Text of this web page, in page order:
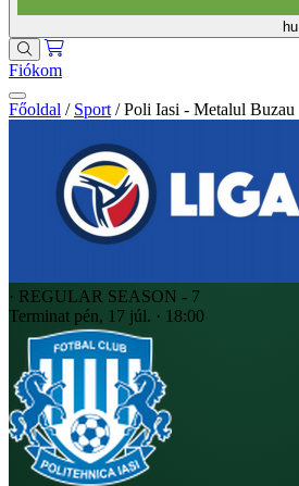
hu
Fiókom
Főoldal / Sport / Poli Iasi - Metalul Buzau
· REGULAR SEASON - 7
Terminat pén, 17 júl. · 18:00